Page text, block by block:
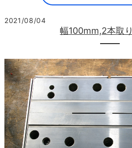
2021/08/04
幅100mm,2本取